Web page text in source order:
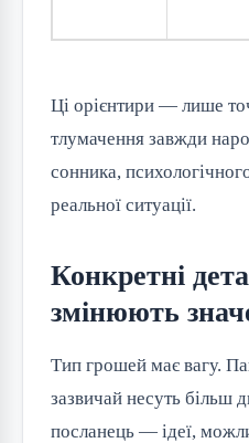
Ці орієнтири — лише
тлумачення завжди
сонника,
реальної ситуації.
Конкретні
змінюють
Тип грошей має вагу.
зазвичай несуть більш
посланець — ідеї,